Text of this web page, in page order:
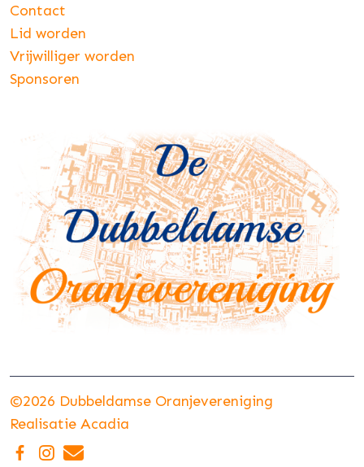
Contact
Lid worden
Vrijwilliger worden
Sponsoren
©2026 Dubbeldamse Oranjevereniging
Realisatie Acadia